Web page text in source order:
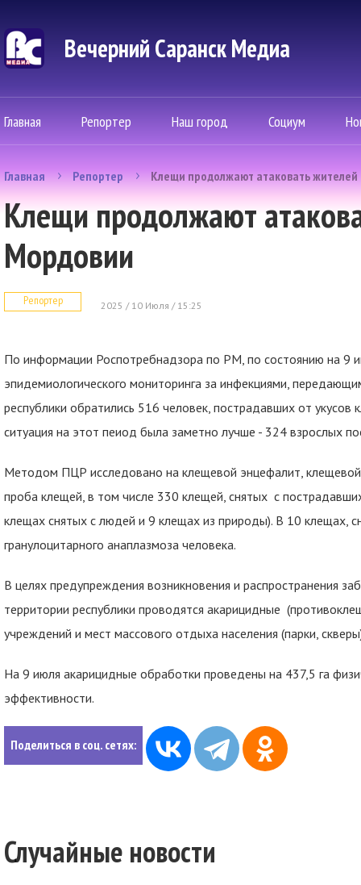
Вечерний Саранск Mедиа
Главная Репортер Наш город Социум
Главная Репортер Клещи продолжают атаковать
Клещи продолжают
Мордовии
Репортер 2025 / 10 Июля / 15:25
По информации Роспотребнадзора по РМ, по состоянию на 9
эпидемиологического мониторинга за инфекциями,
республики обратились 516 человек, пострадавших от
ситуация на этот пеиод была заметно лучше - 324 взрослых
Методом ПЦР исследовано на клещевой энцефалит,
проба клещей, в том числе 330 клещей, снятых с
клещах снятых с людей и 9 клещах из природы). В 10 клещах,
гранулоцитарного анаплазмоза человека.
В целях предупреждения возникновения и распространения
территории республики проводятся акарицидные
учреждений и мест массового отдыха населения (парки,
На 9 июля акарицидные обработки проведены на 437,5 га
эффективности.
Поделиться в соц. сетях:
Случайные новости